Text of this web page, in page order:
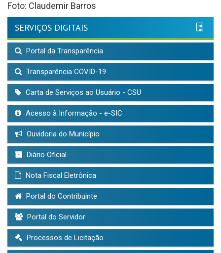
Foto: Claudemir Barros
SERVIÇOS DIGITAIS
Portal da Transparência
Transparência COVID-19
Carta de Serviços ao Usuário - CSU
Acesso à Informação - e-SIC
Ouvidoria do Município
Diário Oficial
Nota Fiscal Eletrônica
Portal do Contribuinte
Portal do Servidor
Processos de Licitação